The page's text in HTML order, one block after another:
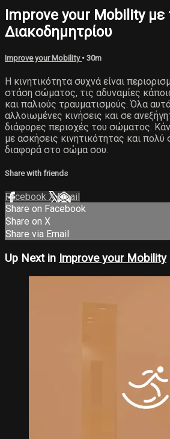
Improve your Mobility με
Διακοδημητρίου
Improve your Mobility • 30m
Η κινητικότητα συχνά είναι
στάση σώματος, τις αδυναμίες
και παλιούς τραυματισμούς. Όλα
αλλοιωμένες κινήσεις και σε
διάφορες περιοχές του σώματος.
με ασκήσεις κινητικότητας και πολύ
διαφορά στο σώμα σου.
Share with friends
Facebook XEmail
Share on Facebook
Share on X
Share via Email
Up Next in Improve your Mobility